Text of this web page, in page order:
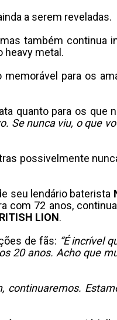
a serem reveladas.
também continua
heavy metal.
para os
quanto para os que
Se nunca viu, o que
possivelmente
seu lendário baterista
com 72 anos,
LION.
de fãs: “É incrível
20 anos. Acho que
continuaremos.